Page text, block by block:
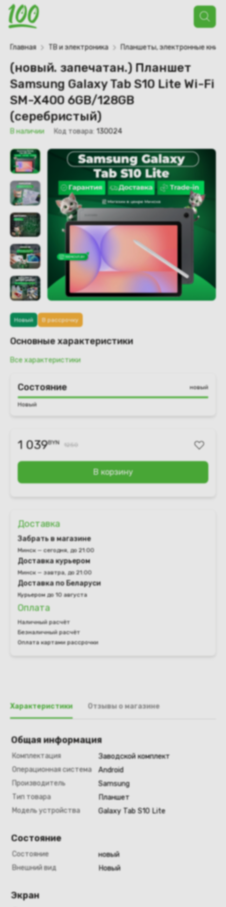
Поиск
товаров
Главная ТВ и электроника Планшеты, электронные книги
(новый. запечатан.) Планшет
Samsung Galaxy Tab S10 Lite Wi-Fi
SM-X400 6GB/128GB
(серебристый)
В наличии Код товара: 130024
Новый В рассрочку
Основные характеристики
Все характеристики
Состояние новый
Новый
1 039BYN 1250
В корзину
Доставка
Забрать в магазине
Минск — сегодня, до 21:00
Доставка курьером
Минск — завтра, до 21:00
Доставка по Беларуси
Курьером до 10 августа
Оплата
Наличный расчёт
Безналичный расчёт
Оплата картами рассрочки
Характеристики Отзывы о магазине
Общая информация
Комплектация
Заводской комплект
Операционная система
Android
Производитель
Samsung
Тип товара
Планшет
Модель устройства
Galaxy Tab S10 Lite
Состояние
Состояние
новый
Внешний вид
Новый
Экран